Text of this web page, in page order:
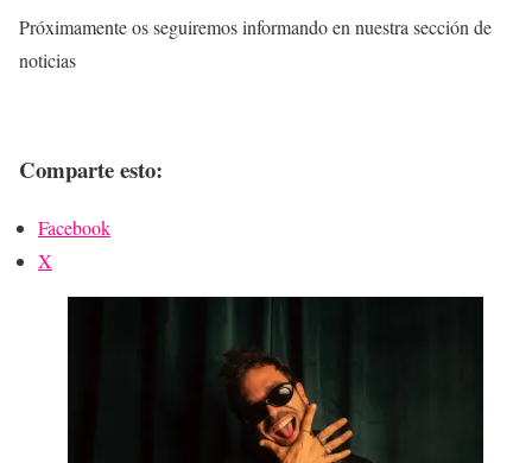
Próximamente os seguiremos informando en nuestra sección de
noticias
Comparte esto:
Facebook
X